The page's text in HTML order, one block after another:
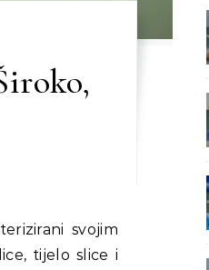
svojim
tijelo slice i